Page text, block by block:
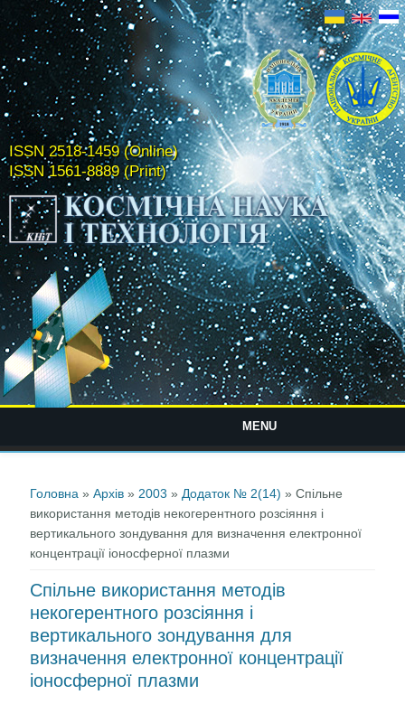
ISSN 2518-1459 (Online)
ISSN 1561-8889 (Print)
MENU
Головна »Архів » 2003 » Додаток № 2(14) » Спільне
використання методів некогерентного розсіяння і
вертикального зондування для визначення електронної
концентрації іоносферної плазми
Спільне використання методів
некогерентного розсіяння і
вертикального зондування для
визначення електронної концентрації
іоносферної плазми